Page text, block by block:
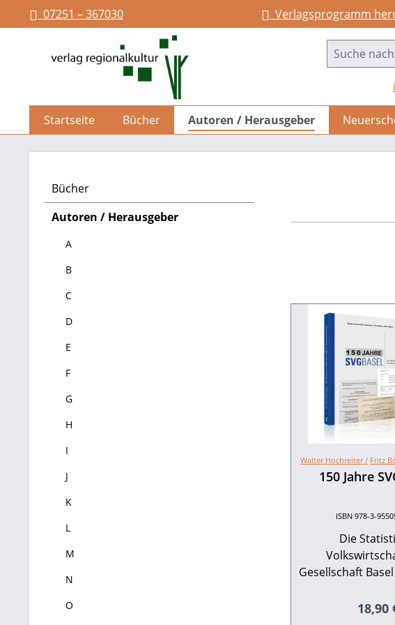
Zur Hauptnavigation springen
07251 – 367030 Verlagsprogramm
Startseite Bücher Autoren / Herausgeber
Bücher
Autoren / Herausgeber
A
B
C
D
E
F
G
H
I
J
K
L
M
N
O
Walter Hochreiter / Fritz
150 Jahre
ISBN 978-3-
Die
Gesellschaft
18,90